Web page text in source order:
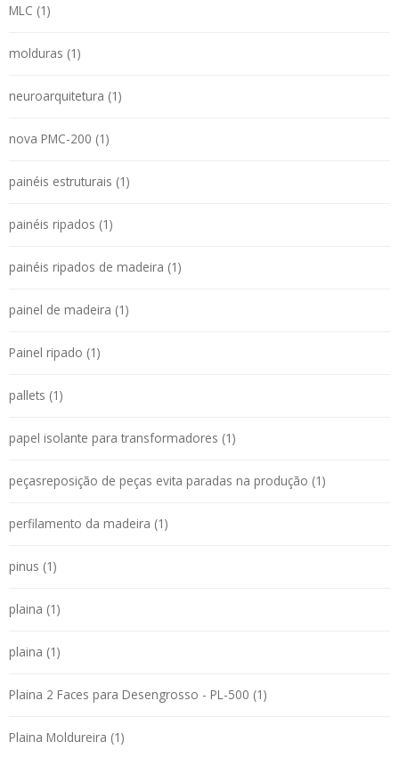
MLC (1)
molduras (1)
neuroarquitetura (1)
nova PMC-200 (1)
painéis estruturais (1)
painéis ripados (1)
painéis ripados de madeira (1)
painel de madeira (1)
Painel ripado (1)
pallets (1)
papel isolante para transformadores (1)
peçasreposição de peças evita paradas na produção (1)
perfilamento da madeira (1)
pinus (1)
plaina (1)
plaina (1)
Plaina 2 Faces para Desengrosso - PL-500 (1)
Plaina Moldureira (1)